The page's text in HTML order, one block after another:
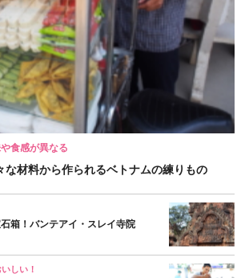
食感が異なる
な材料から作られるベトナムの練りもの
箱！バンテアイ・スレイ寺院
しい！